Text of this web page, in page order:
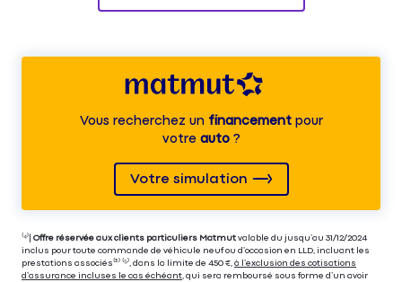
Vous recherchez unfinancementpour
votre auto?
Votre simulation
⁽⁴⁾| Offre réservée aux clients particuliers Matmut valable du jusqu’au 31/12/2024
inclus pour toute commande de véhicule neuf ou d’occasion en LLD, incluant les
prestations associés⁽³⁾ ⁽⁵⁾, dans la limite de 450 €, à l’exclusion des cotisations
d’assurance incluses le cas échéant, qui sera remboursé sous forme d’un avoir